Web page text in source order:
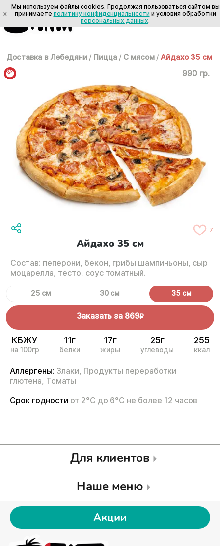
Доставка в Лебедяни / Пицца / С мясом / Айдахо 35 см
990 гр.
7
Айдахо 35 см
Состав: пеперони, бекон, грибы шампиньоны, сыр
моцарелла, тесто, соус томатный.
25 см 30 см 35 см
Заказать за 869R
КБЖУ
на 100гр
11г
белки
17г
жиры
25г
углеводы
255
ккал
Аллергены: Злаки, Продукты переработки
глютена, Томаты
Срок годности от 2°С до 6°С не более 12 часов
Для клиентов
Наше меню
Акции
X
Мы используем файлы cookies. Продолжая пользоваться сайтом вы
принимаете политику конфиденциальности и условия обработки
персональных данных.